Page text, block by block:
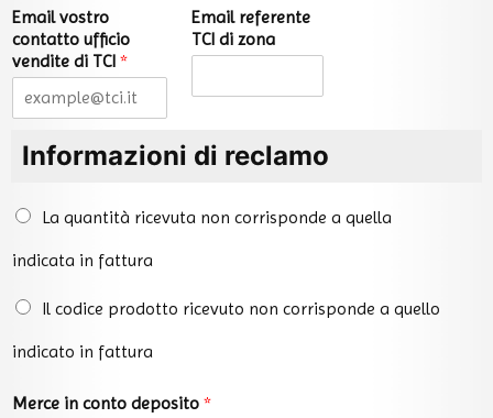
Email vostro
contatto ufficio
vendite di TCI *
Email referente
TCI di zona
Informazioni di reclamo
o
e
l
La quantità ricevuta non corrisponde a quella
indicata in fattura
Il codice prodotto ricevuto non corrisponde a quello
indicato in fattura
Merce in conto deposito *